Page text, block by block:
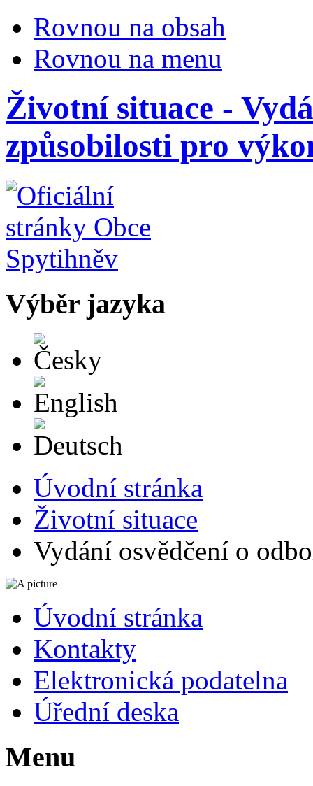
Rovnou na obsah
Rovnou na menu
Životní situace -
způsobilosti pro
Výběr jazyka
Úvodní stránka
Životní situace
Vydání osvědčení o
Úvodní stránka
Kontakty
Elektronická podatelna
Úřední deska
Menu